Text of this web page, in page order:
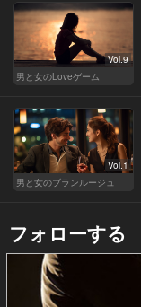
Vol.9
男と女のLoveゲーム
Vol.1
男と女のブランルージュ
フォローする